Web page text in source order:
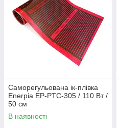
Саморегульована ік-плівка
Enerpia EP-PTC-305 / 110 Вт /
50 см
В наявності